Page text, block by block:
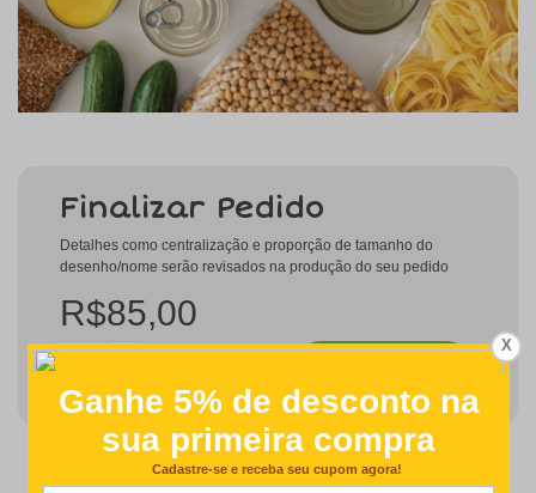
Finalizar Pedido
Detalhes como centralização e proporção de tamanho do
desenho/nome serão revisados na produção do seu pedido
R$85,00
COMPRAR
X